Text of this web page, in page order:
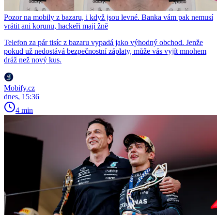
Pozor na mobily z bazaru, i když jsou levné. Banka vám pak nemusí
vrátit ani korunu, hackeři mají žně
Telefon za pár tisíc z bazaru vypadá jako výhodný obchod. Jenže
pokud už nedostává bezpečnostní záplaty, může vás vyjít mnohem
dráž než nový kus.
Mobify.cz
dnes, 15:36
4 min